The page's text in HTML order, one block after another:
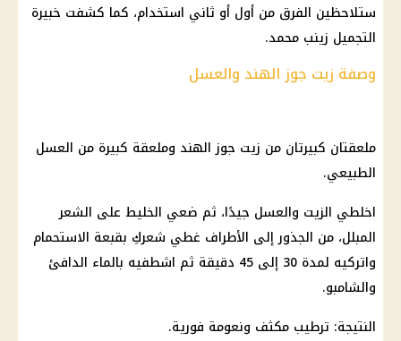
ستلاحظين الفرق من أول أو ثاني استخدام، كما كشفت خبيرة
التجميل زينب محمد.
وصفة زيت جوز الهند والعسل
ملعقتان كبيرتان من زيت جوز الهند وملعقة كبيرة من العسل
الطبيعي.
اخلطي الزيت والعسل جيدًا، ثم ضعي الخليط على الشعر
المبلل، من الجذور إلى الأطراف غطي شعركِ بقبعة الاستحمام
واتركيه لمدة 30 إلى 45 دقيقة ثم اشطفيه بالماء الدافئ
والشامبو.
النتيجة: ترطيب مكثف ونعومة فورية.